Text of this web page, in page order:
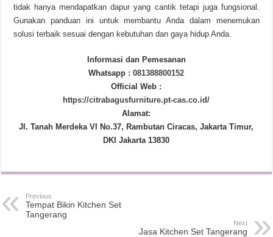
tidak hanya mendapatkan dapur yang cantik tetapi juga fungsional.
Gunakan panduan ini untuk membantu Anda dalam menemukan
solusi terbaik sesuai dengan kebutuhan dan gaya hidup Anda.
Informasi dan Pemesanan
Whatsapp :081388800152
Official Web :
https://citrabagusfurniture.pt-cas.co.id/
Alamat:
Jl. Tanah Merdeka VI No.37, Rambutan Ciracas, Jakarta Timur,
DKI Jakarta 13830
Previous
Tempat Bikin Kitchen Set
Tangerang
Next
Jasa Kitchen Set Tangerang